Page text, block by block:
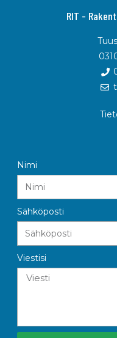
RIT -
Nimi
Sähköposti
Viestisi